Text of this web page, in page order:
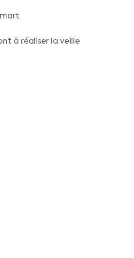
à réaliser la veille